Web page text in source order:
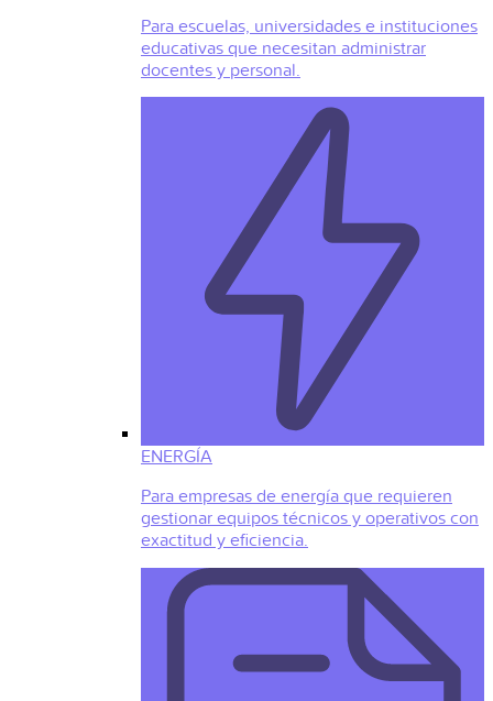
Para escuelas, universidades e instituciones
educativas que necesitan administrar
docentes y personal.
ENERGÍA
Para empresas de energía que requieren
gestionar equipos técnicos y operativos con
exactitud y eficiencia.